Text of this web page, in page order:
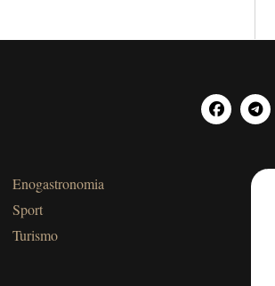
Enogastronomia
Sport
Turismo